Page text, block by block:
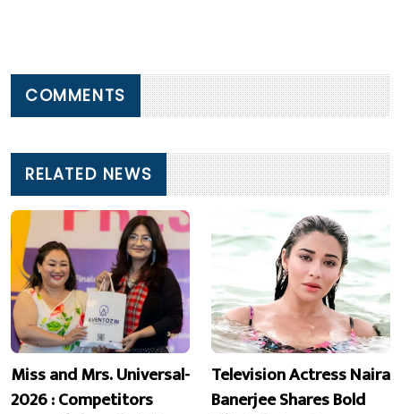
COMMENTS
RELATED NEWS
Miss and Mrs. Universal-
2026 : Competitors
Television Actress Naira
Banerjee Shares Bold